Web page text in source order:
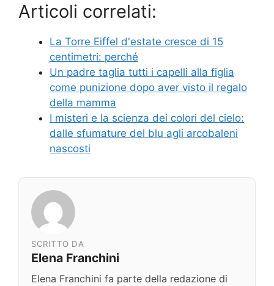
Articoli correlati:
La Torre Eiffel d'estate cresce di 15
centimetri: perché
Un padre taglia tutti i capelli alla figlia
come punizione dopo aver visto il regalo
della mamma
I misteri e la scienza dei colori del cielo:
dalle sfumature del blu agli arcobaleni
nascosti
SCRITTO DA
Elena Franchini
Elena Franchini fa parte della redazione di